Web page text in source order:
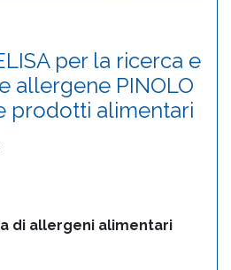
per la ricerca e
allergene PINOLO
prodotti alimentari
di allergeni alimentari